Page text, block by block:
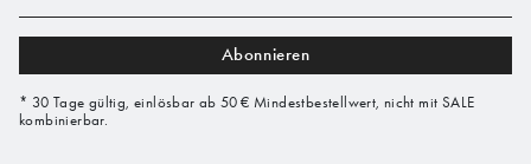
Abonnieren
* 30 Tage gültig, einlösbar ab 50 € Mindestbestellwert, nicht mit SALE
kombinierbar.